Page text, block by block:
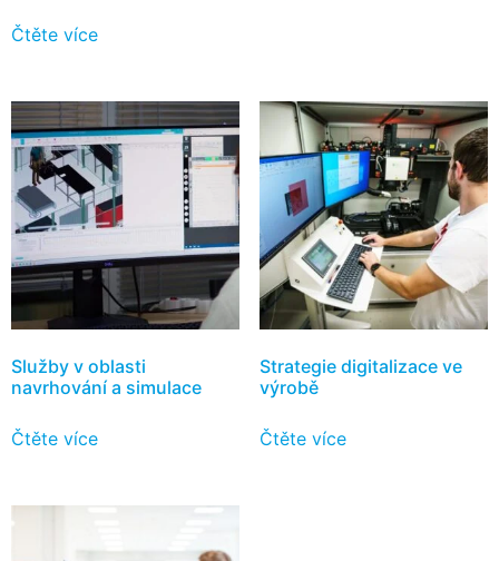
Čtěte více
Služby v oblasti
navrhování a simulace
Čtěte více
Strategie digitalizace ve
výrobě
Čtěte více